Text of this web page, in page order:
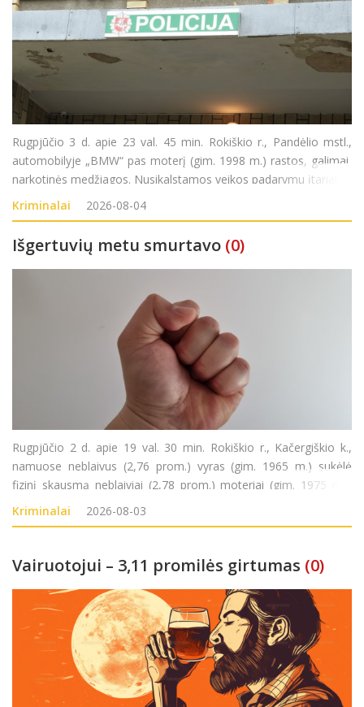
Rugpjūčio 3 d. apie 23 val. 45 min. Rokiškio r., Pandėlio mstl.,
automobilyje „BMW“ pas moterį (gim. 1998 m.) rastos, galimai,
narkotinės medžiagos. Nusikalstamos veikos padarymu įtariama
moteris sulaikyta. Pradėtas ikiteisminis tyrimas pagal LR BK 259
str. (Neteisėtas disponavim
Kriminalai 2026-08-04
Išgertuvių metu smurtavo (0)
Rugpjūčio 2 d. apie 19 val. 30 min. Rokiškio r., Kačergiškio k.,
namuose neblaivus (2,76 prom.) vyras (gim. 1965 m.) sukėlė
fizinį skausmą neblaiviai (2,78 prom.) moteriai (gim. 1975 m.).
Nusikalstamos veikos padarymu įtariamas vyras sulaikytas.
Pradėtas ikiteisminis tyrimas pagal LR
Kriminalai 2026-08-03
Vairuotojui – 3,11 promilės girtumas (0)